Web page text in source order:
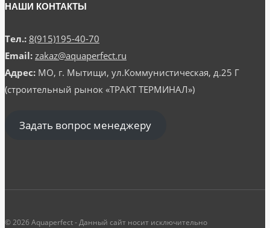
НАШИ КОНТАКТЫ
Тел.: 8(915)195-40-70
Email: zakaz@aquaperfect.ru
Адрес: МО, г. Мытищи, ул.Коммунистическая, д.25 Г
(строительный рынок «ТРАКТ ТЕРМИНАЛ»)
Задать вопрос менеджеру
© 2026 Aquaperfect - Данный сайт носит исключительно